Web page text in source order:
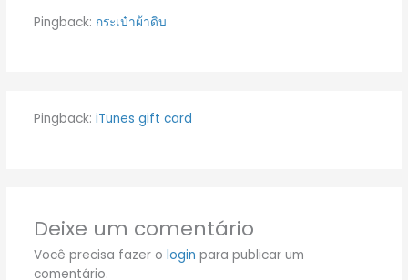
Pingback: กระเป๋าผ้าดิบ
Pingback: iTunes gift card
Deixe um comentário
Você precisa fazer o login para publicar um
comentário.